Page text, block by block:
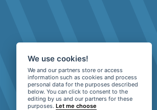
We use cookies!
We and our partners store or access
information such as cookies and process
personal data for the purposes described
below. You can click to consent to the
editing by us and our partners for these
purposes.Let me choose